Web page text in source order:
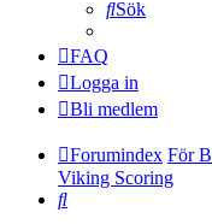
Sök
FAQ
Logga in
Bli medlem
Forumindex För
Viking Scoring
Sök